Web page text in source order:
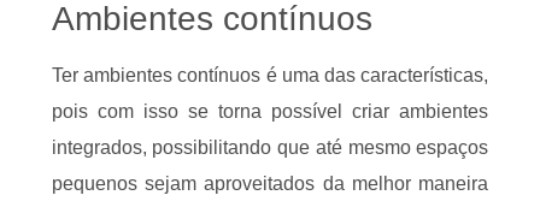
Ambientes contínuos
Ter ambientes contínuos é uma das características,
pois com isso se torna possível criar ambientes
integrados, possibilitando que até mesmo espaços
pequenos sejam aproveitados da melhor maneira